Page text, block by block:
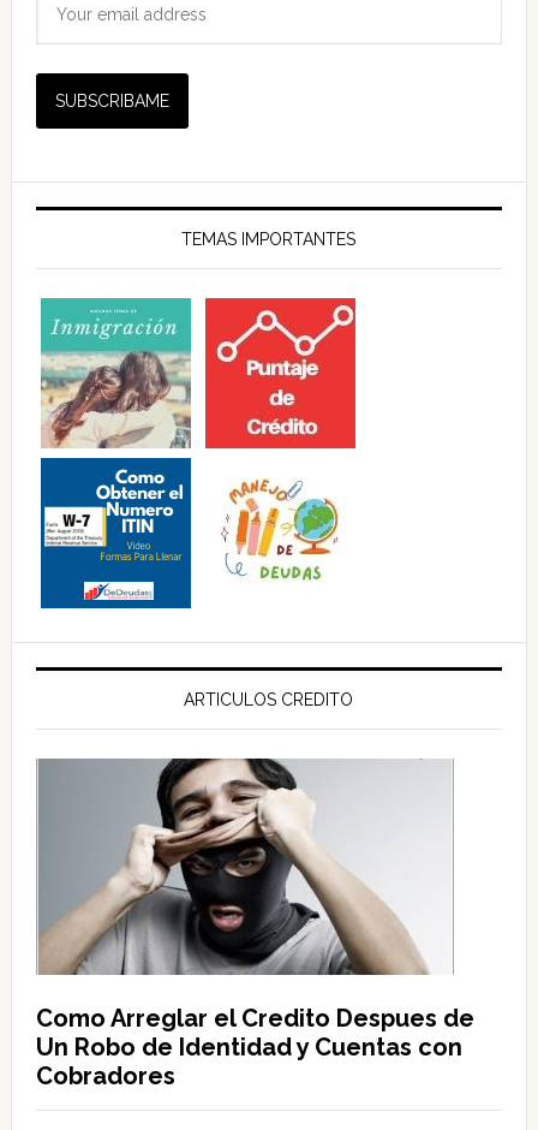
TEMAS IMPORTANTES
ARTICULOS CREDITO
Como Arreglar el Credito Despues de
Un Robo de Identidad y Cuentas con
Cobradores